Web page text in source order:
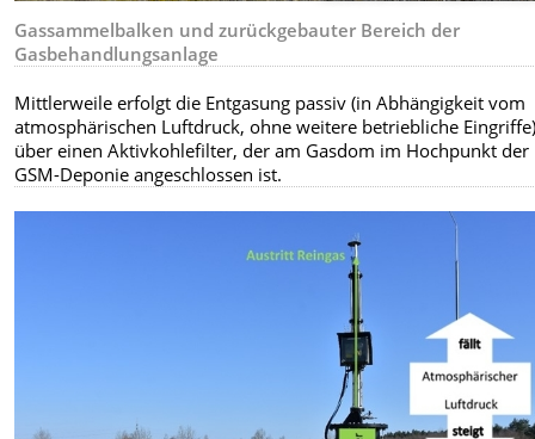
Gassammelbalken und zurückgebauter Bereich der
Gasbehandlungsanlage
Mittlerweile erfolgt die Entgasung passiv (in Abhängigkeit vom
atmosphärischen Luftdruck, ohne weitere betriebliche
über einen Aktivkohlefilter, der am Gasdom im Hochpunkt der
GSM-Deponie angeschlossen ist.